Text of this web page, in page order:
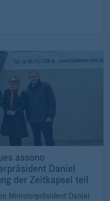
assono
Daniel
der Zeitkapsel teil
Ministerpräsident Daniel